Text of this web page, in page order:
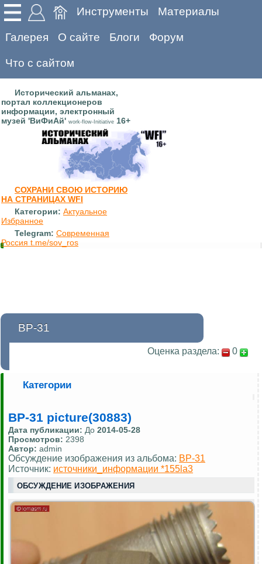
Инструменты Материалы
Галерея О сайте Блоги Форум
Что с сайтом
Исторический альманах,
портал коллекционеров
информации, электронный
музей 'ВиФиАй' work-flow-Initiative 16+
СОХРАНИ СВОЮ ИСТОРИЮ
НА СТРАНИЦАХ WFI
Категории: Актуальное
Избранное
Telegram: Современная
Россия t.me/sov_ros
ВР-31
Оценка раздела: 0
Категории
ВР-31 picture(30883)
Дата публикации: До 2014-05-28
Просмотров: 2398
Автор: admin
Обсуждение изображения из альбома: ВР-31
Источник: источники_информации *155la3
ОБСУЖДЕНИЕ ИЗОБРАЖЕНИЯ